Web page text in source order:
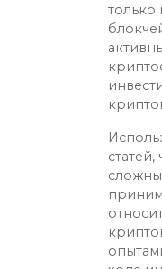
только